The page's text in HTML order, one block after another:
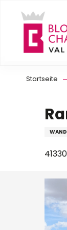
contenu
principal
Startseite